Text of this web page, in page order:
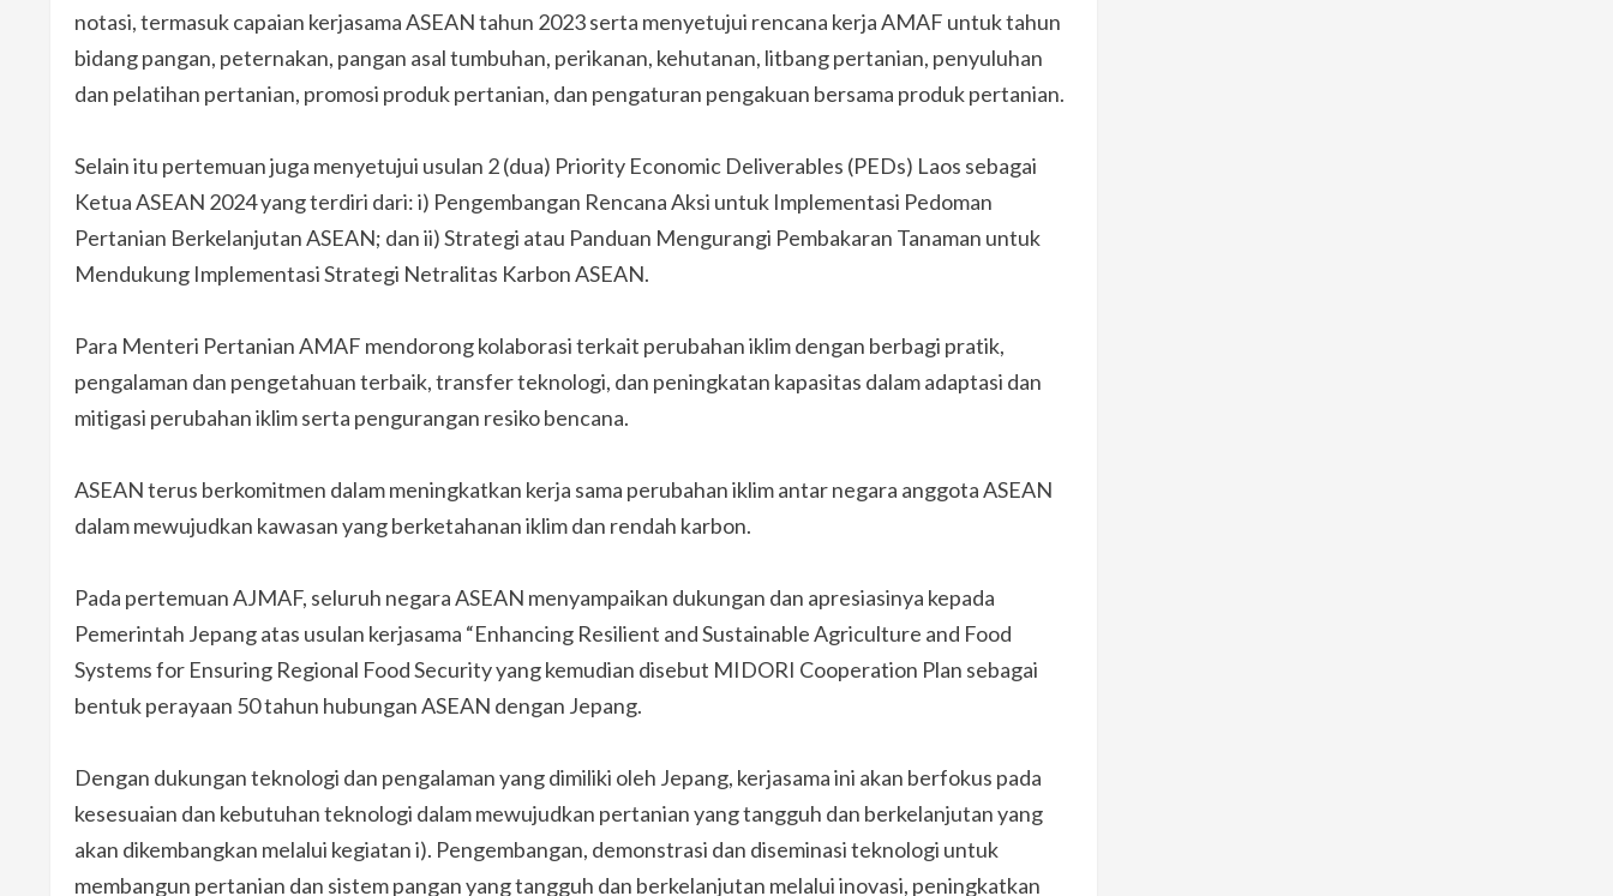
notasi, termasuk capaian kerjasama ASEAN tahun 2023 serta menyetujui rencana kerja AMAF untuk tahun
bidang pangan, peternakan, pangan asal tumbuhan, perikanan, kehutanan, litbang pertanian, penyuluhan
dan pelatihan pertanian, promosi produk pertanian, dan pengaturan pengakuan bersama produk pertanian.
Selain itu pertemuan juga menyetujui usulan 2 (dua) Priority Economic Deliverables (PEDs) Laos sebagai
Ketua ASEAN 2024 yang terdiri dari: i) Pengembangan Rencana Aksi untuk Implementasi Pedoman
Pertanian Berkelanjutan ASEAN; dan ii) Strategi atau Panduan Mengurangi Pembakaran Tanaman untuk
Mendukung Implementasi Strategi Netralitas Karbon ASEAN.
Para Menteri Pertanian AMAF mendorong kolaborasi terkait perubahan iklim dengan berbagi pratik,
pengalaman dan pengetahuan terbaik, transfer teknologi, dan peningkatan kapasitas dalam adaptasi dan
mitigasi perubahan iklim serta pengurangan resiko bencana.
ASEAN terus berkomitmen dalam meningkatkan kerja sama perubahan iklim antar negara anggota ASEAN
dalam mewujudkan kawasan yang berketahanan iklim dan rendah karbon.
Pada pertemuan AJMAF, seluruh negara ASEAN menyampaikan dukungan dan apresiasinya kepada
Pemerintah Jepang atas usulan kerjasama “Enhancing Resilient and Sustainable Agriculture and Food
Systems for Ensuring Regional Food Security yang kemudian disebut MIDORI Cooperation Plan sebagai
bentuk perayaan 50 tahun hubungan ASEAN dengan Jepang.
Dengan dukungan teknologi dan pengalaman yang dimiliki oleh Jepang, kerjasama ini akan berfokus pada
kesesuaian dan kebutuhan teknologi dalam mewujudkan pertanian yang tangguh dan berkelanjutan yang
akan dikembangkan melalui kegiatan i). Pengembangan, demonstrasi dan diseminasi teknologi untuk
membangun pertanian dan sistem pangan yang tangguh dan berkelanjutan melalui inovasi, peningkatkan